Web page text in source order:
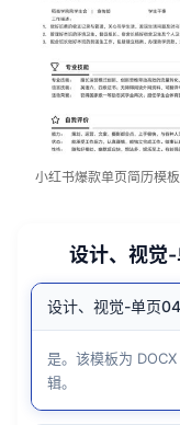
小红书爆款单页简历模
设计、视觉
设计、视觉-单页
是。该模板为
辑。